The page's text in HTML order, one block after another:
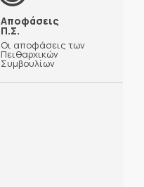
Αποφάσεις
Π.Σ.
Οι αποφάσεις των
Πειθαρχικών
Συμβουλίων